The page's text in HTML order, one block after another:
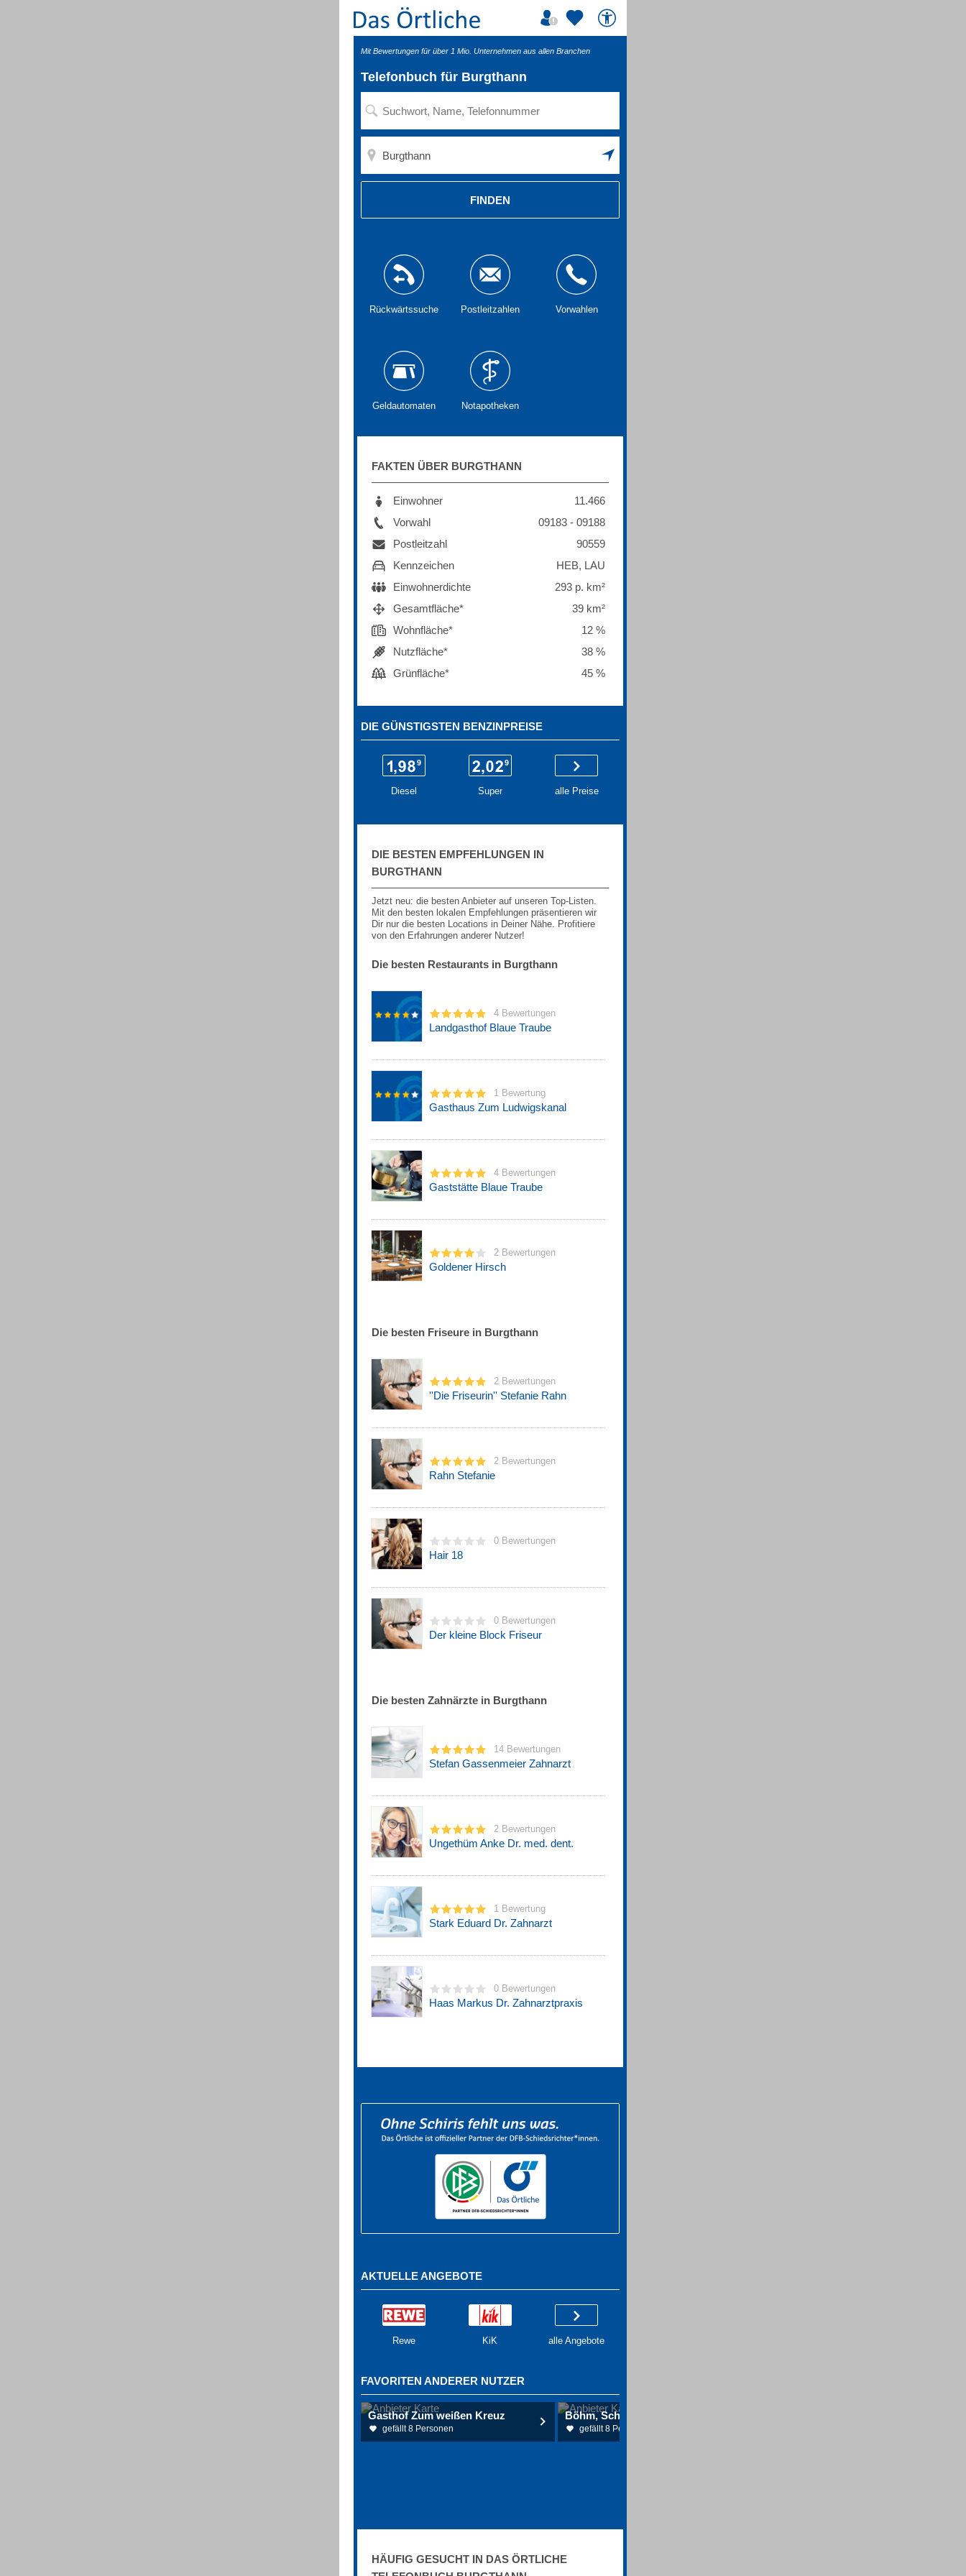
Mit Bewertungen für über 1 Mio. Unternehmen aus allen Branchen
Telefonbuch für Burgthann
FINDEN
Rückwärtssuche Postleitzahlen Vorwahlen
Geldautomaten Notapotheken
FAKTEN ÜBER BURGTHANN
Einwohner
11.466
Vorwahl
09183 - 09188
Postleitzahl
90559
Kennzeichen
HEB, LAU
Einwohnerdichte
293 p. km²
Gesamtfläche*
39 km²
Wohnfläche*
12 %
Nutzfläche*
38 %
Grünfläche*
45 %
DIE GÜNSTIGSTEN BENZINPREISE
Diesel Super alle Preise
DIE BESTEN EMPFEHLUNGEN IN
BURGTHANN
Jetzt neu: die besten Anbieter auf unseren Top-Listen.
Mit den besten lokalen Empfehlungen präsentieren wir
Dir nur die besten Locations in Deiner Nähe. Profitiere
von den Erfahrungen anderer Nutzer!
Die besten Restaurants in Burgthann
4 Bewertungen
Landgasthof Blaue Traube
1 Bewertung
Gasthaus Zum Ludwigskanal
4 Bewertungen
Gaststätte Blaue Traube
2 Bewertungen
Goldener Hirsch
Die besten Friseure in Burgthann
2 Bewertungen
''Die Friseurin'' Stefanie Rahn
2 Bewertungen
Rahn Stefanie
0 Bewertungen
Hair 18
0 Bewertungen
Der kleine Block Friseur
Die besten Zahnärzte in Burgthann
14 Bewertungen
Stefan Gassenmeier Zahnarzt
2 Bewertungen
Ungethüm Anke Dr. med. dent.
1 Bewertung
Stark Eduard Dr. Zahnarzt
0 Bewertungen
Haas Markus Dr. Zahnarztpraxis
AKTUELLE ANGEBOTE
Rewe KiK alle Angebote
FAVORITEN ANDERER NUTZER
Gasthof Zum weißen Kreuz
gefällt 8 Personen
Böhm, Schulz, Zweifel Dres.
gefällt 8 Personen
HÄUFIG GESUCHT IN DAS ÖRTLICHE